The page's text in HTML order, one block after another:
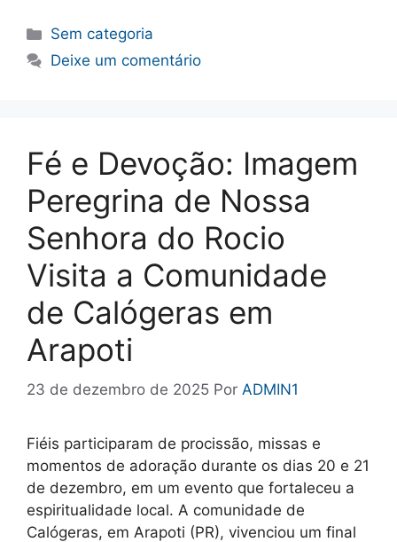
Categorias
Sem categoria
Deixe um comentário
Fé e Devoção: Imagem
Peregrina de Nossa
Senhora do Rocio
Visita a Comunidade
de Calógeras em
Arapoti
23 de dezembro de 2025 Por ADMIN1
Fiéis participaram de procissão, missas e
momentos de adoração durante os dias 20 e 21
de dezembro, em um evento que fortaleceu a
espiritualidade local. A comunidade de
Calógeras, em Arapoti (PR), vivenciou um final